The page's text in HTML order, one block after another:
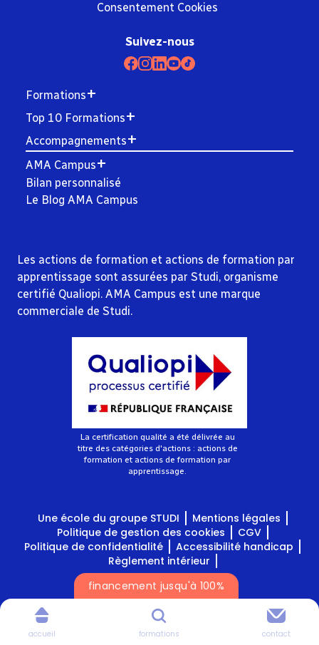
Consentement Cookies
Suivez-nous
Formations
Top 10 Formations
Accompagnements
AMA Campus
Bilan personnalisé
Le Blog AMA Campus
Les actions de formation et actions de formation par
apprentissage sont assurées par Studi, organisme
certifié Qualiopi. AMA Campus est une marque
commerciale de Studi.
La certification qualité a été délivrée au
titre des catégories d'actions : actions de
formation et actions de formation par
apprentissage.
Une école du groupe STUDI
Mentions légales
Politique de gestion des cookies
CGV
Politique de confidentialité
Accessibilité handicap
Règlement intérieur
financement jusqu'à 100%
accueil formations contact